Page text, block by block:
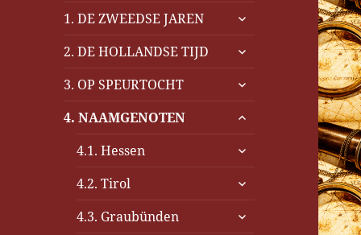
1. DE ZWEEDSE JAREN
submenu
2. DE HOLLANDSE TIJD
submenu
3. OP SPEURTOCHT
submenu
4. NAAMGENOTEN
submenu
4.1. Hessen
submenu
4.2. Tirol
submenu
4.3. Graubünden
submenu